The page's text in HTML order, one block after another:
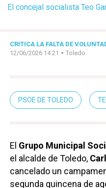
El concejal socialista Teo
CRITICA LA FALTA DE
12/06/2026 14:21 - Toledo
PSOE DE TOLEDO
El Grupo Municipal
el alcalde de Toledo,
cancelado un
segunda quincena de